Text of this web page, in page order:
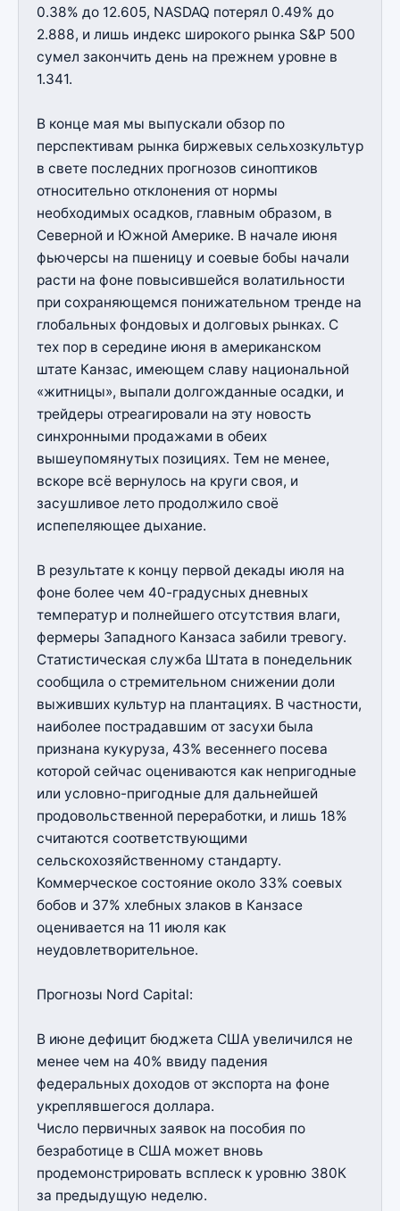
0.38% до 12.605, NASDAQ потерял 0.49% до
2.888, и лишь индекс широкого рынка S&P 500
сумел закончить день на прежнем уровне в
1.341.
В конце мая мы выпускали обзор по
перспективам рынка биржевых сельхозкультур
в свете последних прогнозов синоптиков
относительно отклонения от нормы
необходимых осадков, главным образом, в
Северной и Южной Америке. В начале июня
фьючерсы на пшеницу и соевые бобы начали
расти на фоне повысившейся волатильности
при сохраняющемся понижательном тренде на
глобальных фондовых и долговых рынках. С
тех пор в середине июня в американском
штате Канзас, имеющем славу национальной
«житницы», выпали долгожданные осадки, и
трейдеры отреагировали на эту новость
синхронными продажами в обеих
вышеупомянутых позициях. Тем не менее,
вскоре всё вернулось на круги своя, и
засушливое лето продолжило своё
испепеляющее дыхание.
В результате к концу первой декады июля на
фоне более чем 40-градусных дневных
температур и полнейшего отсутствия влаги,
фермеры Западного Канзаса забили тревогу.
Статистическая служба Штата в понедельник
сообщила о стремительном снижении доли
выживших культур на плантациях. В частности,
наиболее пострадавшим от засухи была
признана кукуруза, 43% весеннего посева
которой сейчас оцениваются как непригодные
или условно-пригодные для дальнейшей
продовольственной переработки, и лишь 18%
считаются соответствующими
сельскохозяйственному стандарту.
Коммерческое состояние около 33% соевых
бобов и 37% хлебных злаков в Канзасе
оценивается на 11 июля как
неудовлетворительное.
Прогнозы Nord Capital:
В июне дефицит бюджета США увеличился не
менее чем на 40% ввиду падения
федеральных доходов от экспорта на фоне
укреплявшегося доллара.
Число первичных заявок на пособия по
безработице в США может вновь
продемонстрировать всплеск к уровню 380К
за предыдущую неделю.